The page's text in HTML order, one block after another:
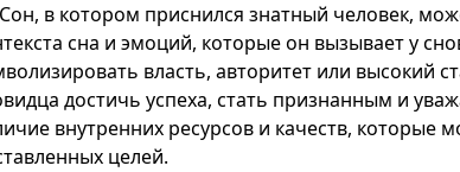
Сон, в котором приснился знатный человек,
сна и эмоций, которые он вызывает у
власть, авторитет или высокий
достичь успеха, стать признанным и
внутренних ресурсов и качеств, которые
целей.